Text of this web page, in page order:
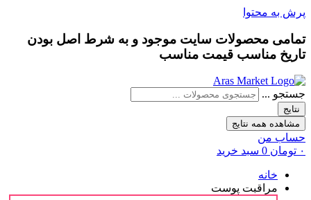
پرش به محتوا
تمامی محصولات سایت موجود و به شرط اصل بودن
تاریخ مناسب قیمت مناسب
جستجو ...
نتایج
مشاهده همه نتایج
حساب من
۰ تومان 0 سبد خرید
خانه
مراقبت پوست